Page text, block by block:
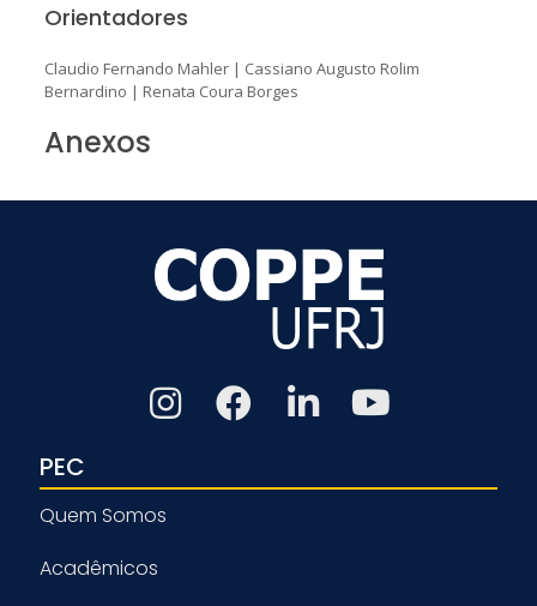
Orientadores
Claudio Fernando Mahler| Cassiano Augusto Rolim
Bernardino | Renata Coura Borges
Anexos
PEC
Quem Somos
Acadêmicos